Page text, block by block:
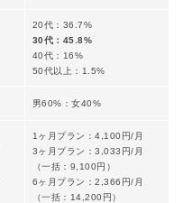
20代：36.7%
30代：45.8%
40代：16%
50代以上：1.5%
男60%：女40%
1ヶ月プラン：4,100円/月
3ヶ月プラン：3,033円/月
（一括：9,100円）
6ヶ月プラン：2,366円/月
（一括：14,200円）